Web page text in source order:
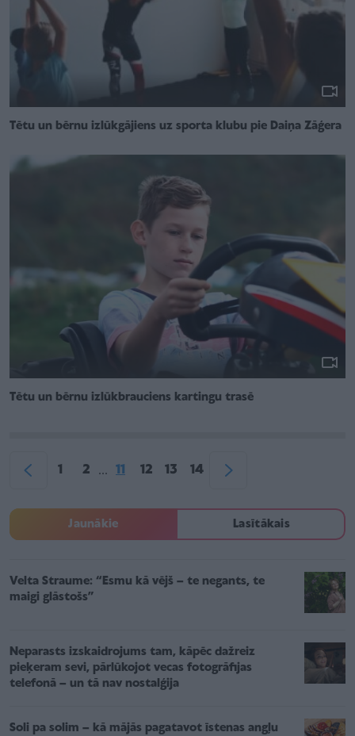
Tētu un bērnu izlūkgājiens uz sporta klubu pie Daiņa Zāģera
Tētu un bērnu izlūkbrauciens kartingu trasē
1 2 ... 11 12 13 14
Jaunākie Lasītākais
Velta Straume: “Esmu kā vējš – te negants, te
maigi glāstošs”
Neparasts izskaidrojums tam, kāpēc dažreiz
pieķeram sevi, pārlūkojot vecas fotogrāfijas
telefonā – un tā nav nostalģija
Soli pa solim – kā mājās pagatavot īstenas angļu